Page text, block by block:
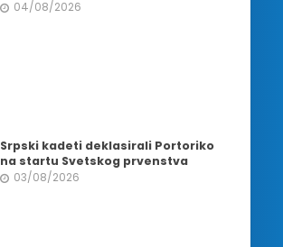
04/08/2026
Srpski kadeti deklasirali Portoriko
na startu Svetskog prvenstva
03/08/2026